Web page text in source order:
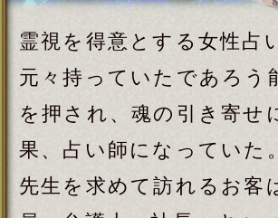
持つ。
現在は、西麻布にある占いサロン
り、出張鑑定も行っている。
現在、鑑定予約殺到中の人気占い
師。
■活動実績
◆完全予約制・会員制の占いサロン